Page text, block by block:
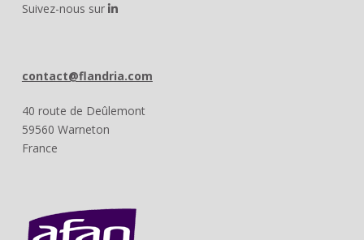
Suivez-nous sur
contact@flandria.com
40 route de Deûlemont
59560 Warneton
France